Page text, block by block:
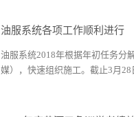
油服系统各项工作顺利进行
油服系统2018年根据年初任务分
媒），快速组织施工。截止3月28